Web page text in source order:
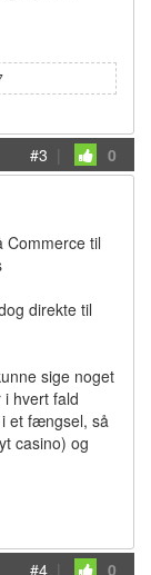
#3 | 0
Commerce til
direkte til
sige noget
hvert fald
et fængsel, så
casino) og
#4 | 0